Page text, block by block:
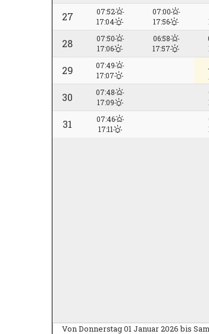
27
07:52
17:04
07:00
17:56
28
07:50
17:06
06:58
17:57
29
07:49
17:07
30
07:48
17:09
31
07:46
17:11
Von Donnerstag 01 Januar 2026 bis